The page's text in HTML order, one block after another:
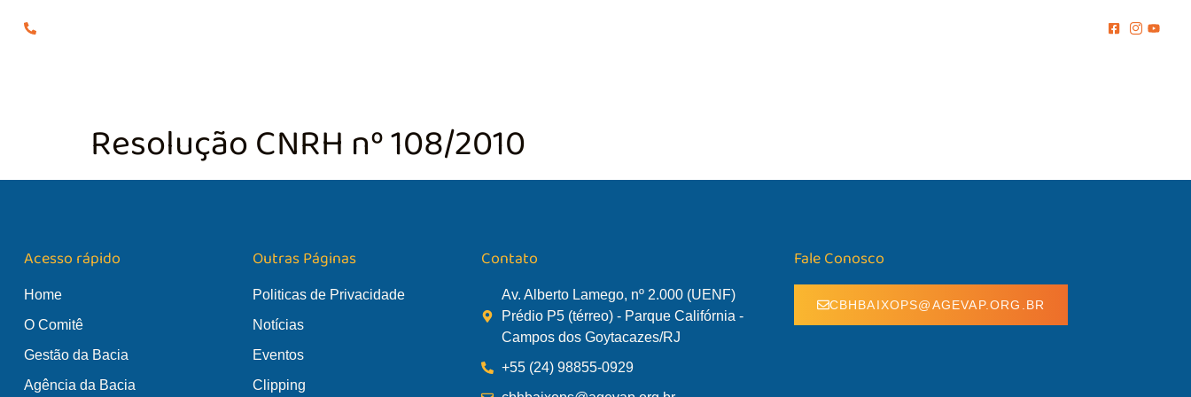
Resolução CNRH nº 108/2010
Acesso rápido
Home
O Comitê
Gestão da Bacia
Agência da Bacia
Outras Páginas
Politicas de Privacidade
Notícias
Eventos
Clipping
Contato
Av. Alberto Lamego, nº 2.000 (UENF)
Prédio P5 (térreo) - Parque Califórnia -
Campos dos Goytacazes/RJ
+55 (24) 98855-0929
Fale Conosco
CBHBAIXOPS@AGEVAP.ORG.BR